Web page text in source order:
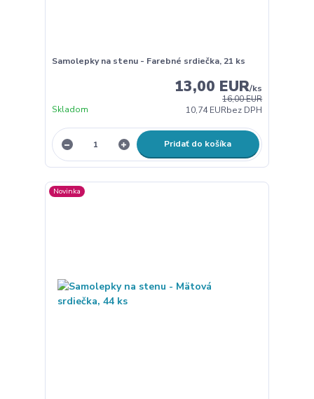
Samolepky na stenu - Farebné srdiečka, 21 ks
16,00 EUR
13,00 EUR/ks
10,74 EURbez DPH
Skladom
Pridať do košíka
Novinka